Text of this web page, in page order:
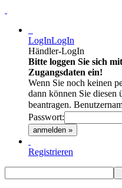
LogInLogIn
Händler-LogIn
Bitte loggen Sie sich
Zugangsdaten ein!
Wenn Sie noch keinen
dann können Sie
beantragen.
Passwort:
anmelden »
Registrieren